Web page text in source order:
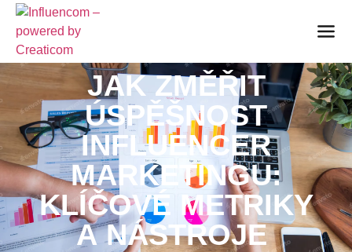
JAK ZMĚŘIT
ÚSPĚŠNOST
INFLUENCER
MARKETINGU:
KLÍČOVÉ METRIKY
A NÁSTROJE